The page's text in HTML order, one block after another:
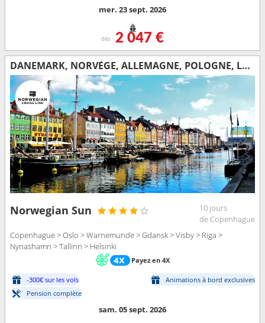
mer. 23 sept. 2026
dès 2 047 €
DANEMARK, NORVÈGE, ALLEMAGNE, POLOGNE, LETTONIE, SUÈDE, ESTONIE, FINLANDE
Norwegian Sun
10 jours
de Copenhague
Copenhague > Oslo > Warnemunde > Gdansk > Visby > Riga >
Nynashamn > Tallinn > Helsinki
Payez en 4X
-300€ sur les vols
Animations à bord exclusives
Pension complète
sam. 05 sept. 2026